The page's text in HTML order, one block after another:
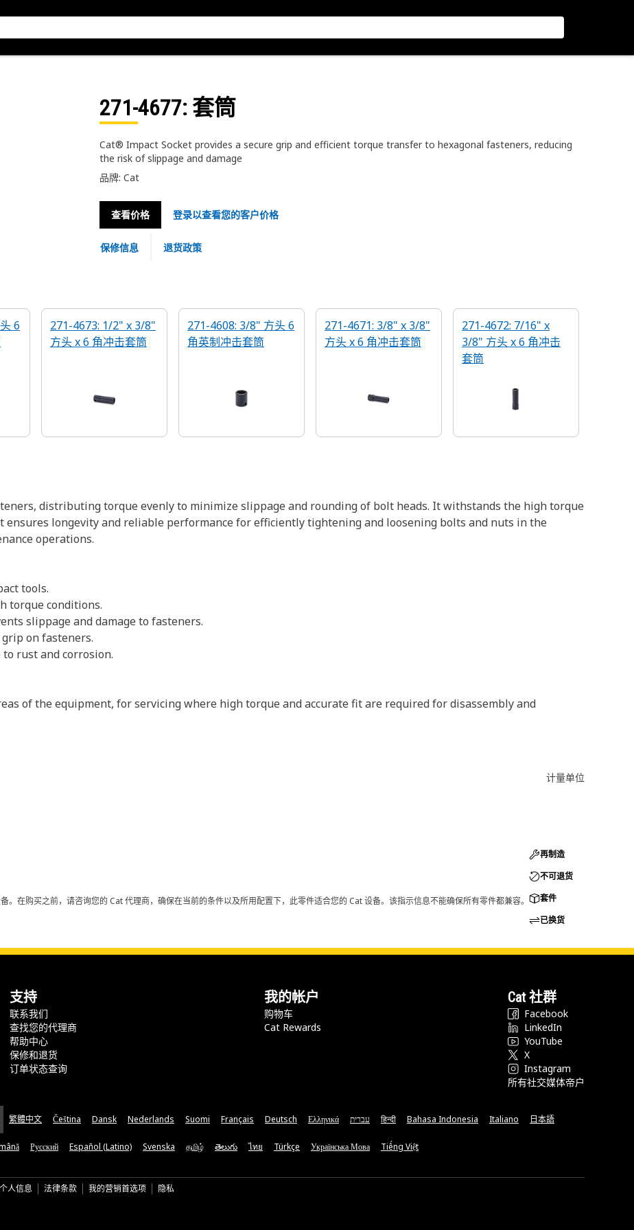
271-4677: 套筒
Cat® Impact Socket provides a secure grip and efficient torque transfer to hexagonal fasteners, reducing
the risk of slippage and damage
品牌: Cat
查看价格 登录以查看您的客户价格
保修信息 退货政策
6
271-4673: 1/2" x 3/8"
方头 x 6 角冲击套筒
271-4608: 3/8" 方头 6
角英制冲击套筒
271-4671: 3/8" x 3/8"
方头 x 6 角冲击套筒
271-4672: 7/16" x
3/8" 方头 x 6 角冲击
套筒
distributing torque evenly to minimize slippage and rounding of bolt heads. It withstands the high torque
ensures longevity and reliable performance for efficiently tightening and loosening bolts and nuts in the
operations.
tools.
torque conditions.
slippage and damage to fasteners.
on fasteners.
rust and corrosion.
of the equipment, for servicing where high torque and accurate fit are required for disassembly and
计量单位
在购买之前，请咨询您的 Cat 代理商，确保在当前的条件以及所用配置下，此零件适合您的 Cat 设备。该指示信息不能确保所有零件都兼容。
再制造
不可退货
套件
已换货
支持
联系我们
查找您的代理商
帮助中心
保修和退货
订单状态查询
我的帐户
购物车
Cat Rewards
Cat 社群
Facebook
LinkedIn
YouTube
X
Instagram
所有社交媒体帝户
繁體中文 Čeština Dansk Nederlands Suomi Français Deutsch Ελληνικά עברית हिन्दी Bahasa Indonesia Italiano 日本語
Русский Español (Latino) Svenska தமிழ் తెలుగు ไทย Türkçe Українська Мова Tiếng Việt
人信息 法律条款 我的营销首选项 隐私